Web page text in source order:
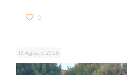
0
13 Agosto 2025